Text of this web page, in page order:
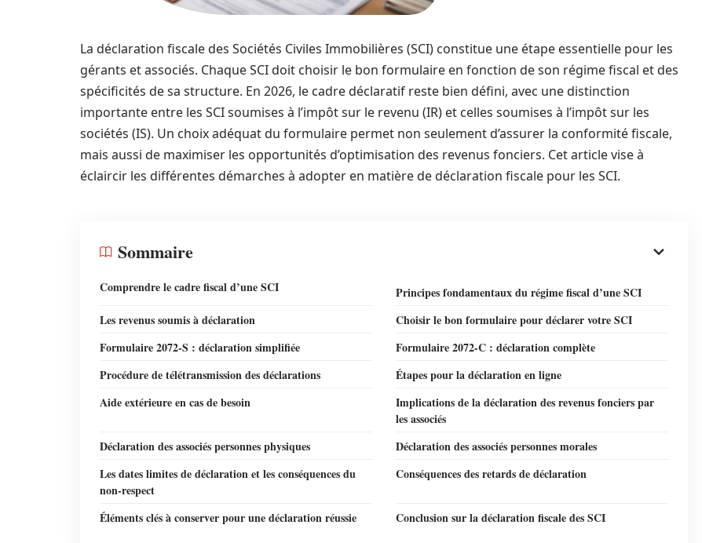
La déclaration fiscale des Sociétés Civiles Immobilières (SCI) constitue une étape essentielle pour les
gérants et associés. Chaque SCI doit choisir le bon formulaire en fonction de son régime fiscal et des
spécificités de sa structure. En 2026, le cadre déclaratif reste bien défini, avec une distinction
importante entre les SCI soumises à l’impôt sur le revenu (IR) et celles soumises à l’impôt sur les
sociétés (IS). Un choix adéquat du formulaire permet non seulement d’assurer la conformité fiscale,
mais aussi de maximiser les opportunités d’optimisation des revenus fonciers. Cet article vise à
éclaircir les différentes démarches à adopter en matière de déclaration fiscale pour les SCI.
Sommaire
Comprendre le cadre fiscal d’une SCI
Principes fondamentaux du régime fiscal d’une SCI
Les revenus soumis à déclaration
Choisir le bon formulaire pour déclarer votre SCI
Formulaire 2072-S : déclaration simplifiée
Formulaire 2072-C : déclaration complète
Procédure de télétransmission des déclarations
Étapes pour la déclaration en ligne
Aide extérieure en cas de besoin
Implications de la déclaration des revenus fonciers par
les associés
Déclaration des associés personnes physiques
Déclaration des associés personnes morales
Les dates limites de déclaration et les conséquences du
non-respect
Conséquences des retards de déclaration
Éléments clés à conserver pour une déclaration réussie Conclusion sur la déclaration fiscale des SCI